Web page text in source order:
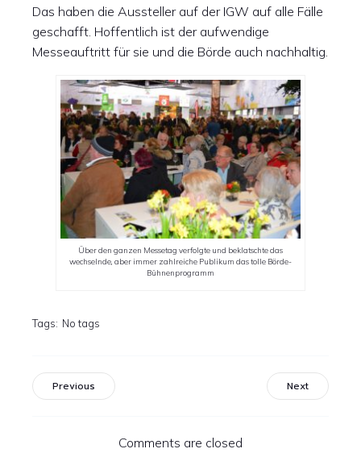
Das haben die Aussteller auf der IGW auf alle Fälle
geschafft. Hoffentlich ist der aufwendige
Messeauftritt für sie und die Börde auch nachhaltig.
Über den ganzen Messetag verfolgte und beklatschte das
wechselnde, aber immer zahlreiche Publikum das tolle Börde-
Bühnenprogramm
Tags: No tags
Previous Next
Comments are closed